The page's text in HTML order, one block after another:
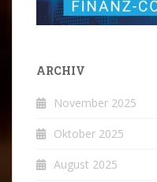
ARCHIV
November 2025
Oktober 2025
August 2025